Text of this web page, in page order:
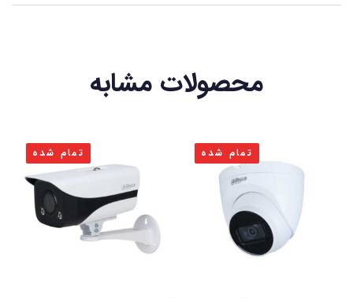
محصولات مشابه
تمام شده تمام شده